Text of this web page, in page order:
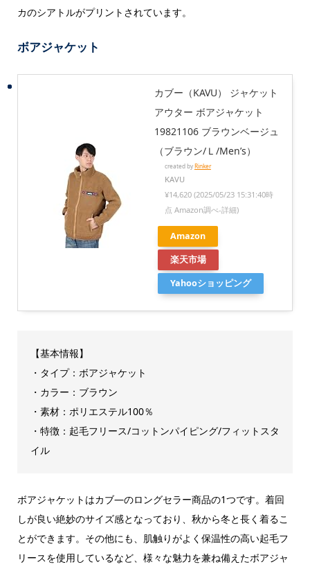
カのシアトルがプリントされています。
ボアジャケット
カブー（KAVU） ジャケット
アウター ボアジャケット
19821106 ブラウンベージュ
（ブラウン/Ｌ/Men’s）
created byRinker
KAVU
¥14,620 (2025/05/23 15:31:40時
点 Amazon調べ-詳細)
Amazon
楽天市場
Yahooショッピング
【基本情報】
・タイプ：ボアジャケット
・カラー：ブラウン
・素材：ポリエステル100％
・特徴：起毛フリース/コットンパイピング/フィットスタ
イル
ボアジャケットはカブ―のロングセラー商品の1つです。着回
しが良い絶妙のサイズ感となっており、秋から冬と長く着るこ
とができます。その他にも、肌触りがよく保温性の高い起毛フ
リースを使用しているなど、様々な魅力を兼ね備えたボアジャ